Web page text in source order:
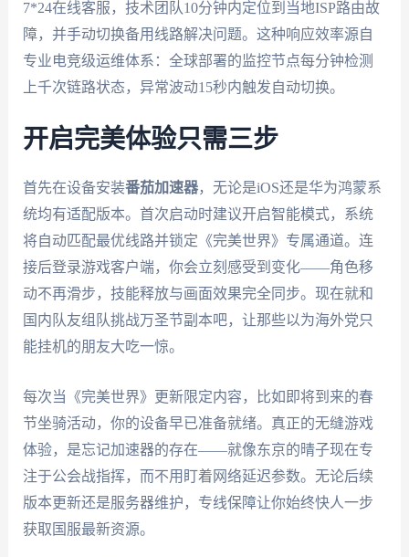
7*24在线客服，技术团队10分钟内定位到当地ISP路由故
障，并手动切换备用线路解决问题。这种响应效率源自
专业电竞级运维体系：全球部署的监控节点每分钟检测
上千次链路状态，异常波动15秒内触发自动切换。
开启完美体验只需三步
首先在设备安装番茄加速器，无论是iOS还是华为鸿蒙系
统均有适配版本。首次启动时建议开启智能模式，系统
将自动匹配最优线路并锁定《完美世界》专属通道。连
接后登录游戏客户端，你会立刻感受到变化——角色移
动不再滑步，技能释放与画面效果完全同步。现在就和
国内队友组队挑战万圣节副本吧，让那些以为海外党只
能挂机的朋友大吃一惊。
每次当《完美世界》更新限定内容，比如即将到来的春
节坐骑活动，你的设备早已准备就绪。真正的无缝游戏
体验，是忘记加速器的存在——就像东京的晴子现在专
注于公会战指挥，而不用盯着网络延迟参数。无论后续
版本更新还是服务器维护，专线保障让你始终快人一步
获取国服最新资源。